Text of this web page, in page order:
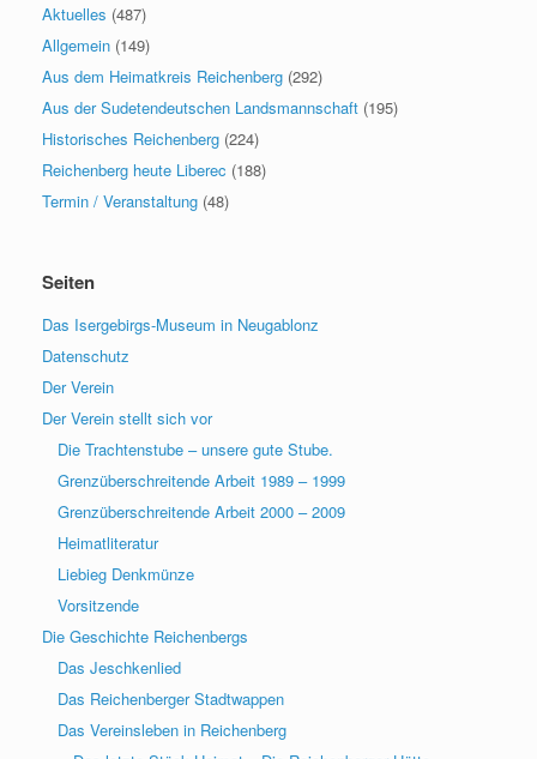
Aktuelles (487)
Allgemein (149)
Aus dem Heimatkreis Reichenberg (292)
Aus der Sudetendeutschen Landsmannschaft (195)
Historisches Reichenberg (224)
Reichenberg heute Liberec (188)
Termin / Veranstaltung (48)
Seiten
Das Isergebirgs-Museum in Neugablonz
Datenschutz
Der Verein
Der Verein stellt sich vor
Die Trachtenstube – unsere gute Stube.
Grenzüberschreitende Arbeit 1989 – 1999
Grenzüberschreitende Arbeit 2000 – 2009
Heimatliteratur
Liebieg Denkmünze
Vorsitzende
Die Geschichte Reichenbergs
Das Jeschkenlied
Das Reichenberger Stadtwappen
Das Vereinsleben in Reichenberg